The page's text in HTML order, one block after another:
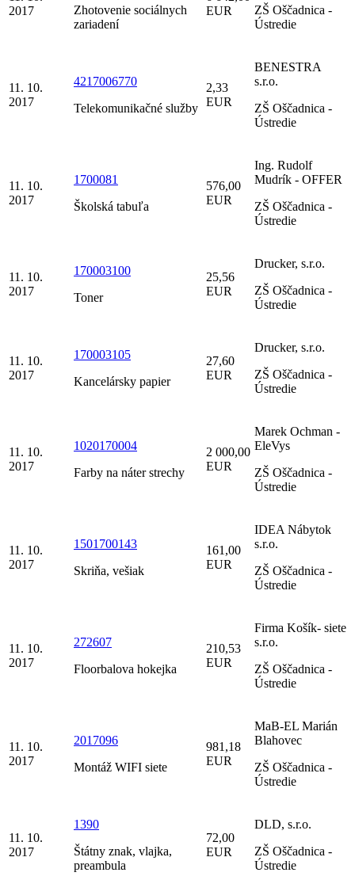
2017
Zhotovenie sociálnych
zariadení
EUR
ZŠ Oščadnica -
Ústredie
11. 10.
2017
4217006770
Telekomunikačné služby
2,33
EUR
BENESTRA
s.r.o.
ZŠ Oščadnica -
Ústredie
11. 10.
2017
1700081
Školská tabuľa
576,00
EUR
Ing. Rudolf
Mudrík - OFFER
ZŠ Oščadnica -
Ústredie
11. 10.
2017
170003100
Toner
25,56
EUR
Drucker, s.r.o.
ZŠ Oščadnica -
Ústredie
11. 10.
2017
170003105
Kancelársky papier
27,60
EUR
Drucker, s.r.o.
ZŠ Oščadnica -
Ústredie
11. 10.
2017
1020170004
Farby na náter strechy
2 000,00
EUR
Marek Ochman -
EleVys
ZŠ Oščadnica -
Ústredie
11. 10.
2017
1501700143
Skriňa, vešiak
161,00
EUR
IDEA Nábytok
s.r.o.
ZŠ Oščadnica -
Ústredie
11. 10.
2017
272607
Floorbalova hokejka
210,53
EUR
Firma Košík- siete
s.r.o.
ZŠ Oščadnica -
Ústredie
11. 10.
2017
2017096
Montáž WIFI siete
981,18
EUR
MaB-EL Marián
Blahovec
ZŠ Oščadnica -
Ústredie
11. 10.
2017
1390
Štátny znak, vlajka,
preambula
72,00
EUR
DLD, s.r.o.
ZŠ Oščadnica -
Ústredie